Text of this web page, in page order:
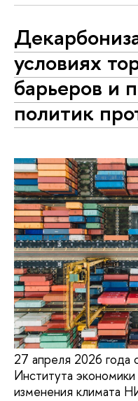
условиях
барьеров и
политик
27 апреля 2026 года
Института
изменения климата